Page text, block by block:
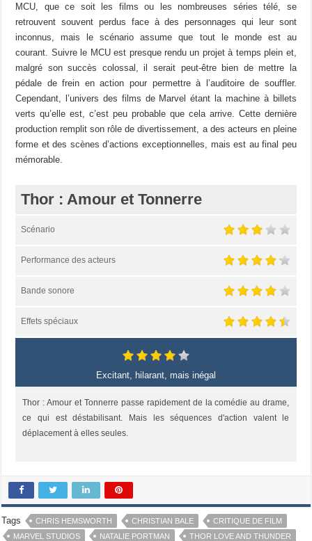
MCU, que ce soit les films ou les nombreuses séries télé, se
retrouvent souvent perdus face à des personnages qui leur sont
inconnus, mais le scénario assume que tout le monde est au
courant. Suivre le MCU est presque rendu un projet à temps plein et,
malgré son succès colossal, il serait peut-être bien de mettre la
pédale de frein en action pour permettre à l’auditoire de souffler.
Cependant, l’univers des films de Marvel étant la machine à billets
verts qu’elle est, c’est peu probable que cela arrive. Cette dernière
production remplit son rôle de divertissement, a des acteurs en pleine
forme et des scènes d’actions exceptionnelles, mais est au final peu
mémorable.
Thor : Amour et Tonnerre
Scénario
Performance des acteurs
Bande sonore
Effets spéciaux
Excitant, hilarant, mais inégal
Thor : Amour et Tonnerre passe rapidement de la comédie au drame,
ce qui est déstabilisant. Mais les séquences d'action valent le
déplacement à elles seules.
Tags CHRIS HEMSWORTH CHRISTIAN BALE
CRITIQUE DE FILM
MARVEL STUDIOS
NATALIE PORTMAN THOR LOVE AND THUNDER